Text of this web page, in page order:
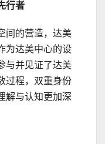
行者
间的营造，达美
为达美中心的设
与并见证了达美
过程，双重身份
解与认知更加深